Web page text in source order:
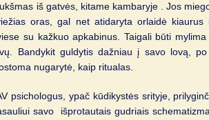
iš gatvės, kitame kambaryje . Jos
oras, gal net atidaryta orlaidė
su kažkuo apkabinus. Taigali būti
Bandykit guldytis dažniau į savo lovą,
nugarytė, kaip ritualas.
psichologus, ypač kūdikystės srityje,
savo išprotautais gudriais